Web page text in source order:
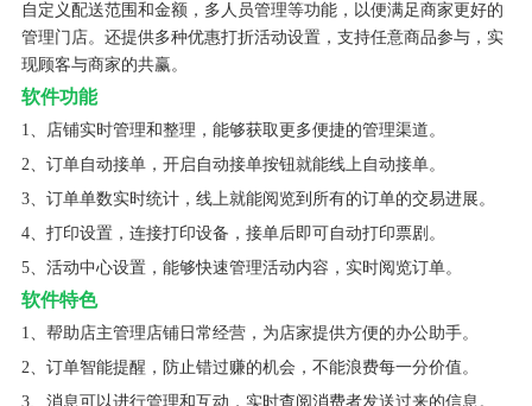
自定义配送范围和金额，多人员管理等功能，以便满足商家更好的
管理门店。还提供多种优惠打折活动设置，支持任意商品参与，实
现顾客与商家的共赢。
软件功能
1、店铺实时管理和整理，能够获取更多便捷的管理渠道。
2、订单自动接单，开启自动接单按钮就能线上自动接单。
3、订单单数实时统计，线上就能阅览到所有的订单的交易进展。
4、打印设置，连接打印设备，接单后即可自动打印票剧。
5、活动中心设置，能够快速管理活动内容，实时阅览订单。
软件特色
1、帮助店主管理店铺日常经营，为店家提供方便的办公助手。
2、订单智能提醒，防止错过赚的机会，不能浪费每一分价值。
3、消息可以进行管理和互动，实时查阅消费者发送过来的信息。